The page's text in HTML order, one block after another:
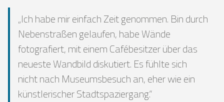
„Ich habe mir einfach Zeit genommen. Bin durch
Nebenstraßen gelaufen, habe Wände
fotografiert, mit einem Cafébesitzer über das
neueste Wandbild diskutiert. Es fühlte sich
nicht nach Museumsbesuch an, eher wie ein
künstlerischer Stadtspaziergang.“